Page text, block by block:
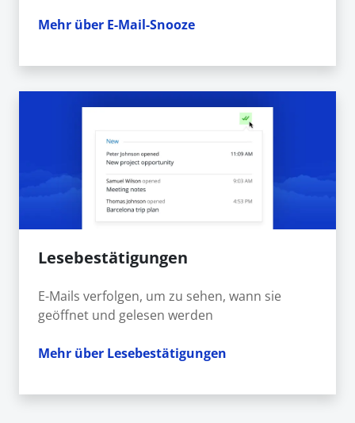
Mehr über E-Mail-Snooze
Lesebestätigungen
E-Mails verfolgen, um zu sehen, wann sie
geöffnet und gelesen werden
Mehr über Lesebestätigungen